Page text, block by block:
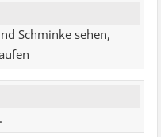
Schminke sehen,